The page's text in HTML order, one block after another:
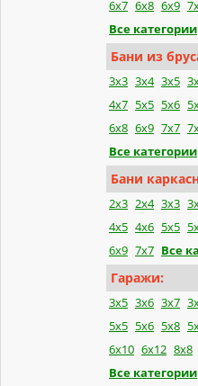
6x7 6x8 6x9
Все категории
Бани из
3x3 3x4 3x5
4x7 5x5 5x6
6x8 6x9 7x7
Все категории
Бани
2x3 2x4 3x3
4x5 4x6 5x5
6x9 7x7 Все
Гаражи:
3x5 3x6 3x7
5x5 5x6 5x8
6x10 6x12 8x8
Все категории